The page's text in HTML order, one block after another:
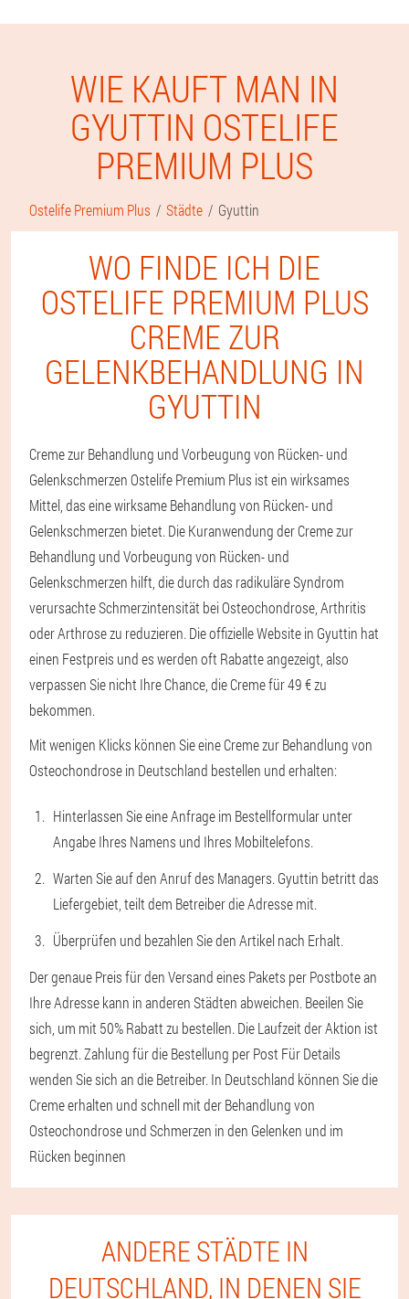
WIE KAUFT MAN IN
GYUTTIN OSTELIFE
PREMIUM PLUS
Ostelife Premium Plus Städte Gyuttin
WO FINDE ICH DIE
OSTELIFE PREMIUM PLUS
CREME ZUR
GELENKBEHANDLUNG IN
GYUTTIN
Creme zur Behandlung und Vorbeugung von Rücken- und
Gelenkschmerzen Ostelife Premium Plus ist ein wirksames
Mittel, das eine wirksame Behandlung von Rücken- und
Gelenkschmerzen bietet. Die Kuranwendung der Creme zur
Behandlung und Vorbeugung von Rücken- und
Gelenkschmerzen hilft, die durch das radikuläre Syndrom
verursachte Schmerzintensität bei Osteochondrose, Arthritis
oder Arthrose zu reduzieren. Die offizielle Website in Gyuttin hat
einen Festpreis und es werden oft Rabatte angezeigt, also
verpassen Sie nicht Ihre Chance, die Creme für 49 € zu
bekommen.
Mit wenigen Klicks können Sie eine Creme zur Behandlung von
Osteochondrose in Deutschland bestellen und erhalten:
Hinterlassen Sie eine Anfrage im Bestellformular unter
Angabe Ihres Namens und Ihres Mobiltelefons.
Warten Sie auf den Anruf des Managers. Gyuttin betritt das
Liefergebiet, teilt dem Betreiber die Adresse mit.
Überprüfen und bezahlen Sie den Artikel nach Erhalt.
Der genaue Preis für den Versand eines Pakets per Postbote an
Ihre Adresse kann in anderen Städten abweichen. Beeilen Sie
sich, um mit 50% Rabatt zu bestellen. Die Laufzeit der Aktion ist
begrenzt. Zahlung für die Bestellung per Post Für Details
wenden Sie sich an die Betreiber. In Deutschland können Sie die
Creme erhalten und schnell mit der Behandlung von
Osteochondrose und Schmerzen in den Gelenken und im
Rücken beginnen
ANDERE STÄDTE IN
DEUTSCHLAND, IN DENEN SIE